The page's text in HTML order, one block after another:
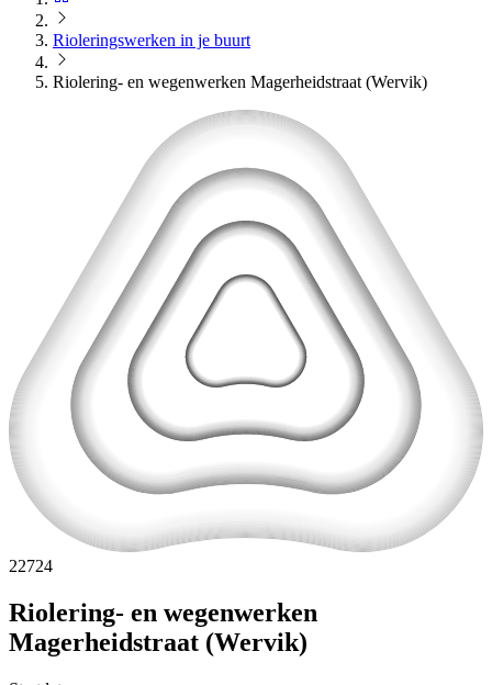
Rioleringswerken in je buurt
Riolering- en wegenwerken Magerheidstraat (Wervik)
22724
Riolering- en wegenwerken
Magerheidstraat (Wervik)